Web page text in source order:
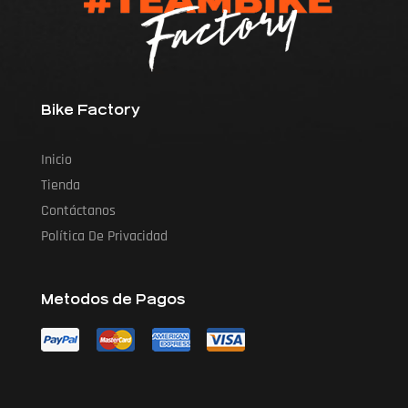
Bike Factory
Inicio
Tienda
Contáctanos
Política De Privacidad
Metodos de Pagos